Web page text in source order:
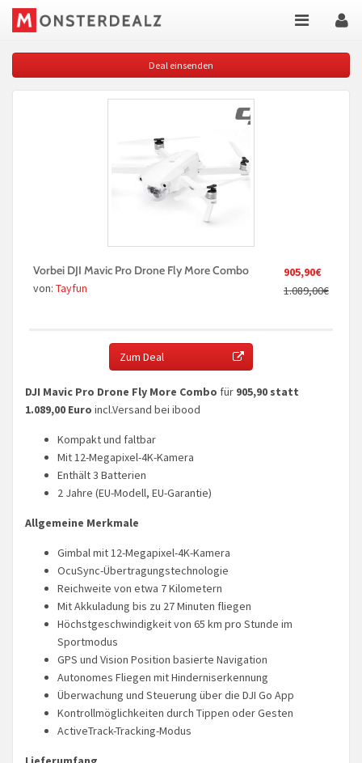
Deal einsenden
905,90€
1.089,00€
Vorbei DJI Mavic Pro Drone Fly More Combo
von: Tayfun
Zum Deal
DJI Mavic Pro Drone Fly More Combo für 905,90 statt
1.089,00 Euro incl.Versand bei ibood
Kompakt und faltbar
Mit 12-Megapixel-4K-Kamera
Enthält 3 Batterien
2 Jahre (EU-Modell, EU-Garantie)
Allgemeine Merkmale
Gimbal mit 12-Megapixel-4K-Kamera
OcuSync-Übertragungstechnologie
Reichweite von etwa 7 Kilometern
Mit Akkuladung bis zu 27 Minuten fliegen
Höchstgeschwindigkeit von 65 km pro Stunde im
Sportmodus
GPS und Vision Position basierte Navigation
Autonomes Fliegen mit Hinderniserkennung
Überwachung und Steuerung über die DJI Go App
Kontrollmöglichkeiten durch Tippen oder Gesten
ActiveTrack-Tracking-Modus